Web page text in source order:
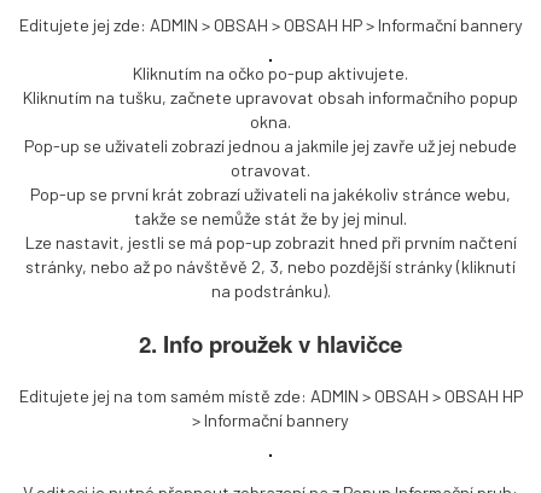
Editujete jej zde: ADMIN > OBSAH > OBSAH HP > Informační bannery
Kliknutím na očko po-pup aktivujete.
Kliknutím na tušku, začnete upravovat obsah informačního popup
okna.
Pop-up se uživateli zobrazí jednou a jakmile jej zavře už jej nebude
otravovat.
Pop-up se první krát zobrazí uživateli na jakékoliv stránce webu,
takže se nemůže stát že by jej minul.
Lze nastavit, jestli se má pop-up zobrazit hned při prvním načtení
stránky, nebo až po návštěvě 2, 3, nebo pozdější stránky (kliknutí
na podstránku).
2. Info proužek v hlavičce
Editujete jej na tom samém místě zde: ADMIN > OBSAH > OBSAH HP
> Informační bannery